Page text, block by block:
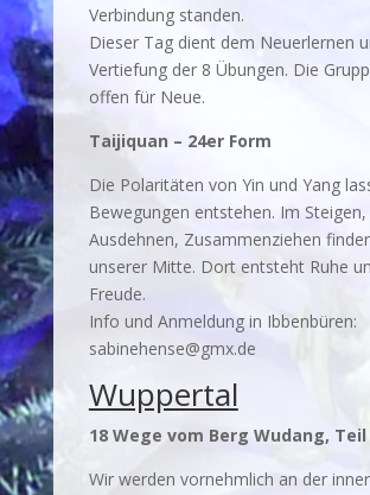
Verbindung standen.
Dieser Tag dient dem Neuerlernen
Vertiefung der 8 Übungen. Die
offen für Neue.
Taijiquan – 24er Form
Die Polaritäten von Yin und Yang
Bewegungen entstehen. Im Steigen,
Ausdehnen, Zusammenziehen
unserer Mitte. Dort entsteht Ruhe
Freude.
Info und Anmeldung in Ibbenbüren:
sabinehense@gmx.de
Wuppertal
18 Wege vom Berg Wudang, Teil
Wir werden vornehmlich an der